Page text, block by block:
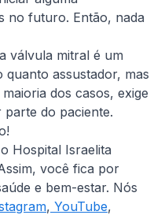
no futuro. Então, nada
válvula mitral é um
assustador, mas
dos casos, exige
do paciente.
Hospital Israelita
você fica por
e bem-estar. Nós
, YouTube,